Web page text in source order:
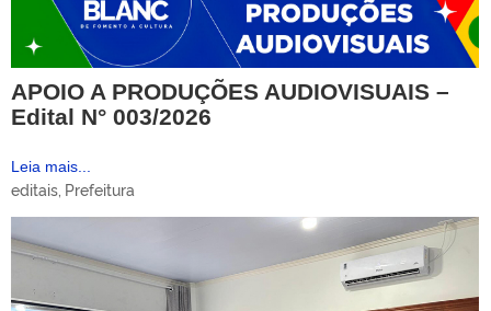
APOIO A PRODUÇÕES AUDIOVISUAIS –
Edital N° 003/2026
Leia mais...
editais Prefeitura